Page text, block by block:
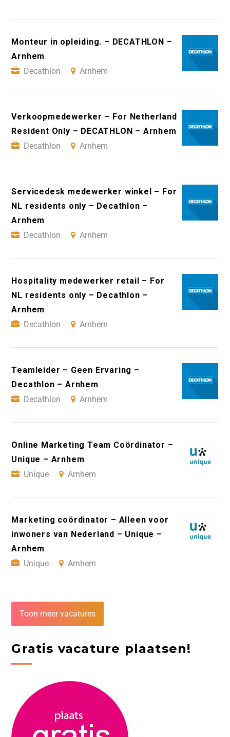
Monteur in opleiding. – DECATHLON –
Arnhem
Decathlon
Arnhem
Verkoopmedewerker – For Netherland
Resident Only – DECATHLON – Arnhem
Decathlon
Arnhem
Servicedesk medewerker winkel – For
NL residents only – Decathlon –
Arnhem
Decathlon
Arnhem
Hospitality medewerker retail – For
NL residents only – Decathlon –
Arnhem
Decathlon
Arnhem
Teamleider – Geen Ervaring –
Decathlon – Arnhem
Decathlon
Arnhem
Online Marketing Team Coördinator –
Unique – Arnhem
Unique
Arnhem
Marketing coördinator – Alleen voor
inwoners van Nederland – Unique –
Arnhem
Unique
Arnhem
Toon meer vacatures
Gratis vacature plaatsen!